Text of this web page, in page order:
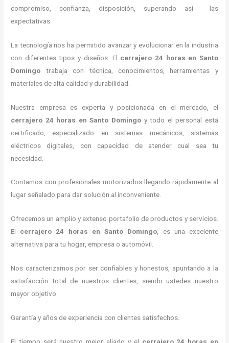
compromiso, confianza, disposición, superando así las
expectativas.
La tecnología nos ha permitido avanzar y evolucionar en la industria
con diferentes tipos y diseños. El cerrajero 24 horas en Santo
Domingo trabaja con técnica, conocimientos, herramientas y
materiales de alta calidad y durabilidad.
Nuestra empresa es experta y posicionada en el mercado, el
cerrajero 24 horas en Santo Domingo y todo el personal está
certificado, especializado en sistemas mecánicos, sistemas
eléctricos digitales, con capacidad de atender cual sea tu
necesidad.
Contamos con profesionales motorizados llegando rápidamente al
lugar señalado para dar solución al inconveniente.
Ofrecemos un amplio y extenso portafolio de productos y servicios.
El cerrajero 24 horas en Santo Domingo, es una excelente
alternativa para tu hogar, empresa o automóvil.
Nos caracterizamos por ser confiables y honestos, apuntando a la
satisfacción total de nuestros clientes, siendo ustedes nuestro
mayor objetivo.
Garantía y años de experiencia con clientes satisfechos.